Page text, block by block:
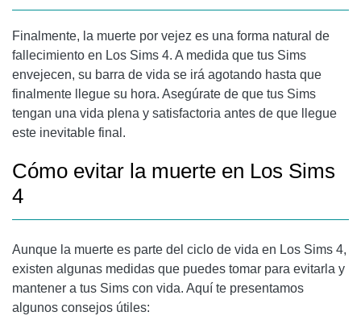
Finalmente, la muerte por vejez es una forma natural de
fallecimiento en Los Sims 4. A medida que tus Sims
envejecen, su barra de vida se irá agotando hasta que
finalmente llegue su hora. Asegúrate de que tus Sims
tengan una vida plena y satisfactoria antes de que llegue
este inevitable final.
Cómo evitar la muerte en Los Sims
4
Aunque la muerte es parte del ciclo de vida en Los Sims 4,
existen algunas medidas que puedes tomar para evitarla y
mantener a tus Sims con vida. Aquí te presentamos
algunos consejos útiles: